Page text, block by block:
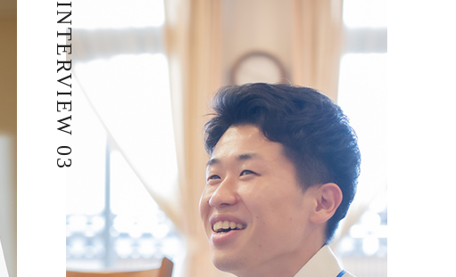
福利厚生
職場データ
INTERVIEW 03